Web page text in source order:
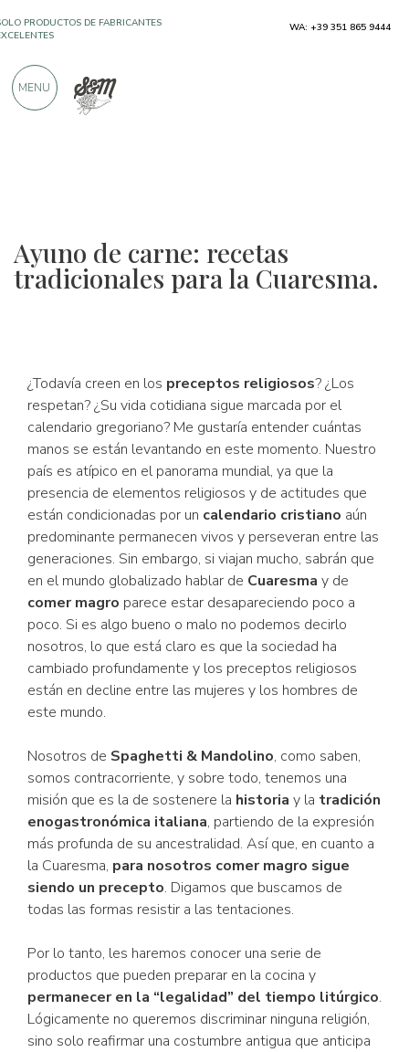
Ayuno de carne: recetas
tradicionales para la Cuaresma.
¿Todavía creen en los preceptos religiosos? ¿Los
respetan? ¿Su vida cotidiana sigue marcada por el
calendario gregoriano? Me gustaría entender cuántas
manos se están levantando en este momento. Nuestro
país es atípico en el panorama mundial, ya que la
presencia de elementos religiosos y de actitudes que
están condicionadas por un calendario cristiano aún
predominante permanecen vivos y perseveran entre las
generaciones. Sin embargo, si viajan mucho, sabrán que
en el mundo globalizado hablar de Cuaresma y de
comer magro parece estar desapareciendo poco a
poco. Si es algo bueno o malo no podemos decirlo
nosotros, lo que está claro es que la sociedad ha
cambiado profundamente y los preceptos religiosos
están en decline entre las mujeres y los hombres de
este mundo.
Nosotros de Spaghetti & Mandolino, como saben,
somos contracorriente, y sobre todo, tenemos una
misión que es la de sostenere la historia y la tradición
enogastronómica italiana, partiendo de la expresión
más profunda de su ancestralidad. Así que, en cuanto a
la Cuaresma, para nosotros comer magro sigue
siendo un precepto. Digamos que buscamos de
todas las formas resistir a las tentaciones.
Por lo tanto, les haremos conocer una serie de
productos que pueden preparar en la cocina y
permanecer en la “legalidad” del tiempo litúrgico.
Lógicamente no queremos discriminar ninguna religión,
sino solo reafirmar una costumbre antigua que anticipa
PRODUCTOS DE FABRICANTES
DE 900 CRÍTICAS POSITIVAS
WA: +39 351 865 9444
MENU